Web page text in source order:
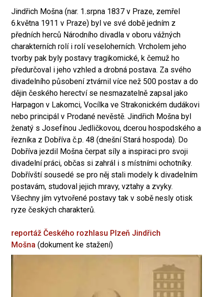
Jindřich Mošna (nar. 1.srpna 1837 v Praze, zemřel
6.května 1911 v Praze) byl ve své době jedním z
předních herců Národního divadla v oboru vážných
charakterních rolí i rolí veseloherních. Vrcholem jeho
tvorby pak byly postavy tragikomické, k čemuž ho
předurčoval i jeho vzhled a drobná postava. Za svého
divadelního působení ztvárnil více než 500 postav a do
dějin českého herectví se nesmazatelně zapsal jako
Harpagon v Lakomci, Vocílka ve Strakonickém dudákovi
nebo principál v Prodané nevěstě. Jindřich Mošna byl
ženatý s Josefínou Jedličkovou, dcerou hospodského a
řezníka z Dobříva č.p. 48 (dnešní Stará hospoda). Do
Dobříva jezdil Mošna čerpat síly a inspiraci pro svoji
divadelní práci, občas si zahrál i s místními ochotníky.
Dobřívští sousedé se pro něj stali modely k divadelním
postavám, studoval jejich mravy, vztahy a zvyky.
Všechny jím vytvořené postavy tak v sobě nesly otisk
ryze českých charakterů.
reportáž Českého rozhlasu Plzeň Jindřich
Mošna (dokument ke stažení)